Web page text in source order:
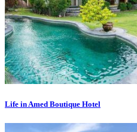
Life in Amed Boutique Hotel